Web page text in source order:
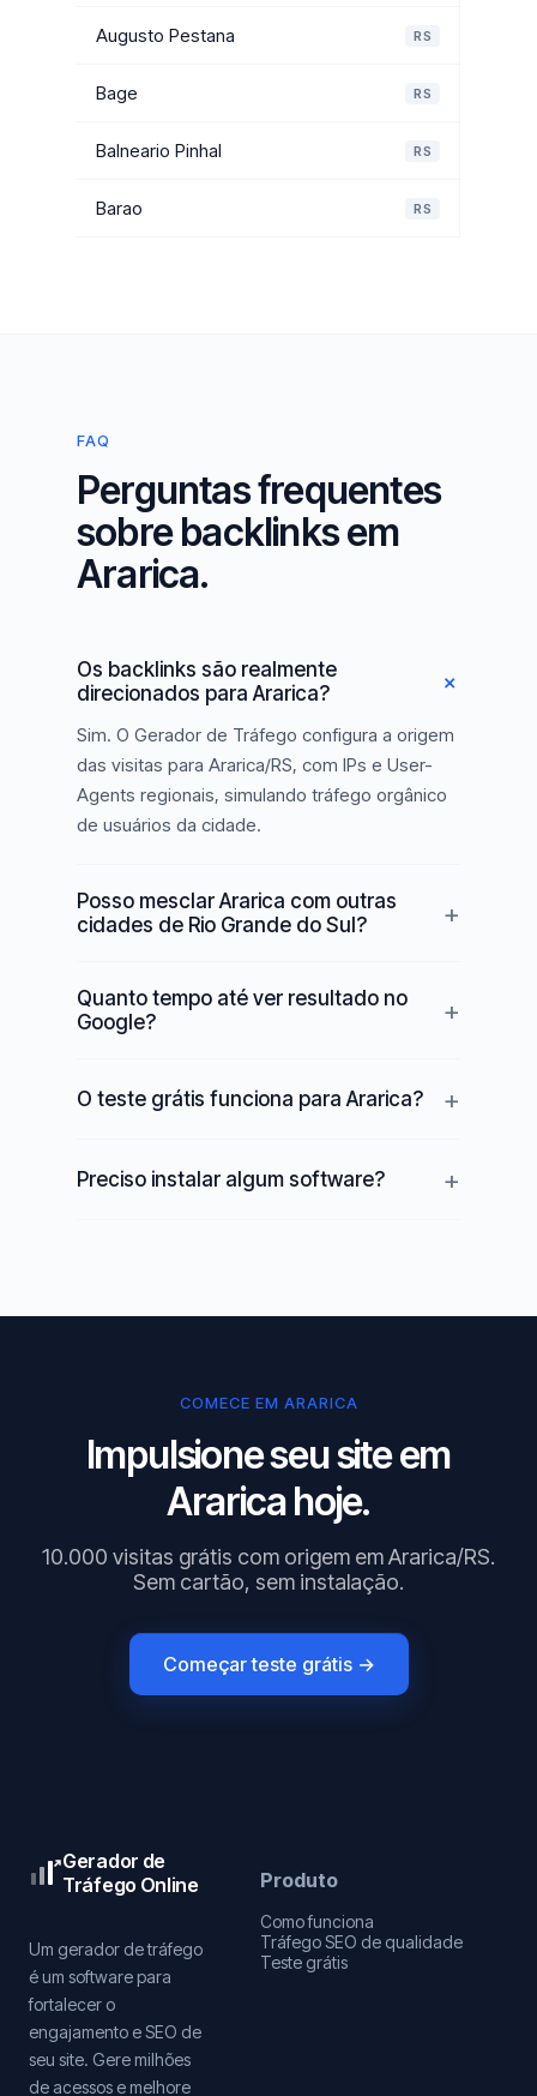
Augusto Pestana RS
Bage RS
Balneario Pinhal RS
Barao RS
FAQ
Perguntas frequentes
sobre backlinks em
Ararica.
Os backlinks são realmente
direcionados para Ararica?
Sim. O Gerador de Tráfego configura a origem
das visitas para Ararica/RS, com IPs e User-
Agents regionais, simulando tráfego orgânico
de usuários da cidade.
Posso mesclar Ararica com outras
cidades de Rio Grande do Sul?
Quanto tempo até ver resultado no
Google?
O teste grátis funciona para Ararica?
Preciso instalar algum software?
COMECE EM ARARICA
Impulsione seu site em
Ararica hoje.
10.000 visitas grátis com origem em Ararica/RS.
Sem cartão, sem instalação.
Começar teste grátis →
Gerador de
Tráfego Online
Um gerador de tráfego
é um software para
fortalecer o
engajamento e SEO de
seu site. Gere milhões
de acessos e melhore
Produto
Como funciona
Tráfego SEO de qualidade
Teste grátis